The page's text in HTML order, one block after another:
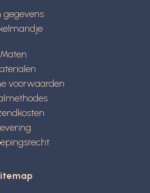
gegevens
Maten
voorwaarden